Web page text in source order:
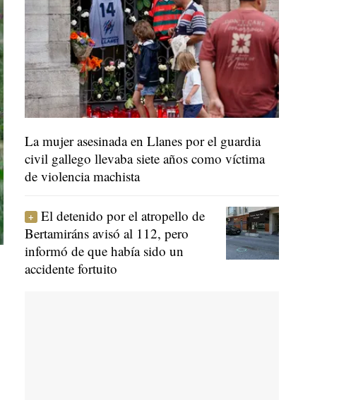
La mujer asesinada en Llanes por el guardia
civil gallego llevaba siete años como víctima
de violencia machista
El detenido por el atropello de
Bertamiráns avisó al 112, pero
informó de que había sido un
accidente fortuito